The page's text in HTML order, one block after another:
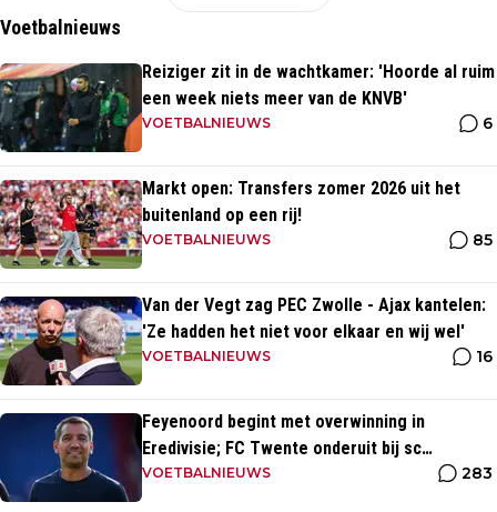
Voetbalnieuws
Reiziger zit in de wachtkamer: 'Hoorde al ruim
een week niets meer van de KNVB'
VOETBALNIEUWS 6
Markt open: Transfers zomer 2026 uit het
buitenland op een rij!
VOETBALNIEUWS 85
Van der Vegt zag PEC Zwolle - Ajax kantelen:
'Ze hadden het niet voor elkaar en wij wel'
VOETBALNIEUWS 16
Feyenoord begint met overwinning in
Eredivisie; FC Twente onderuit bij sc
Heerenveen
VOETBALNIEUWS 283